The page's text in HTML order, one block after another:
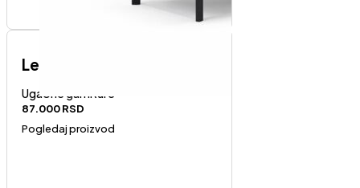
Lex Abredin-desni ugao
Ugaone garniture
87.000RSD
Pogledaj proizvod